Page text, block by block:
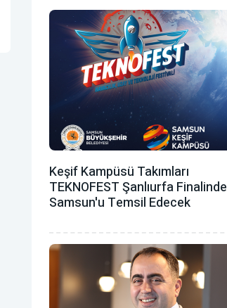
Keşif Kampüsü Takımları
TEKNOFEST Şanlıurfa Finalinde
Samsun'u Temsil Edecek